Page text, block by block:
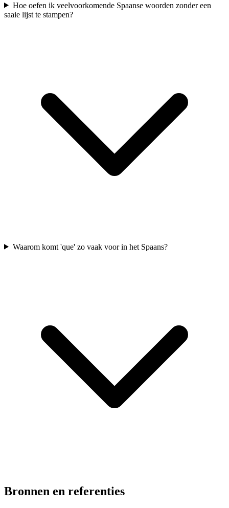
Hoe oefen ik veelvoorkomende Spaanse woorden zonder een
saaie lijst te stampen?
Waarom komt 'que' zo vaak voor in het Spaans?
Bronnen en referenties